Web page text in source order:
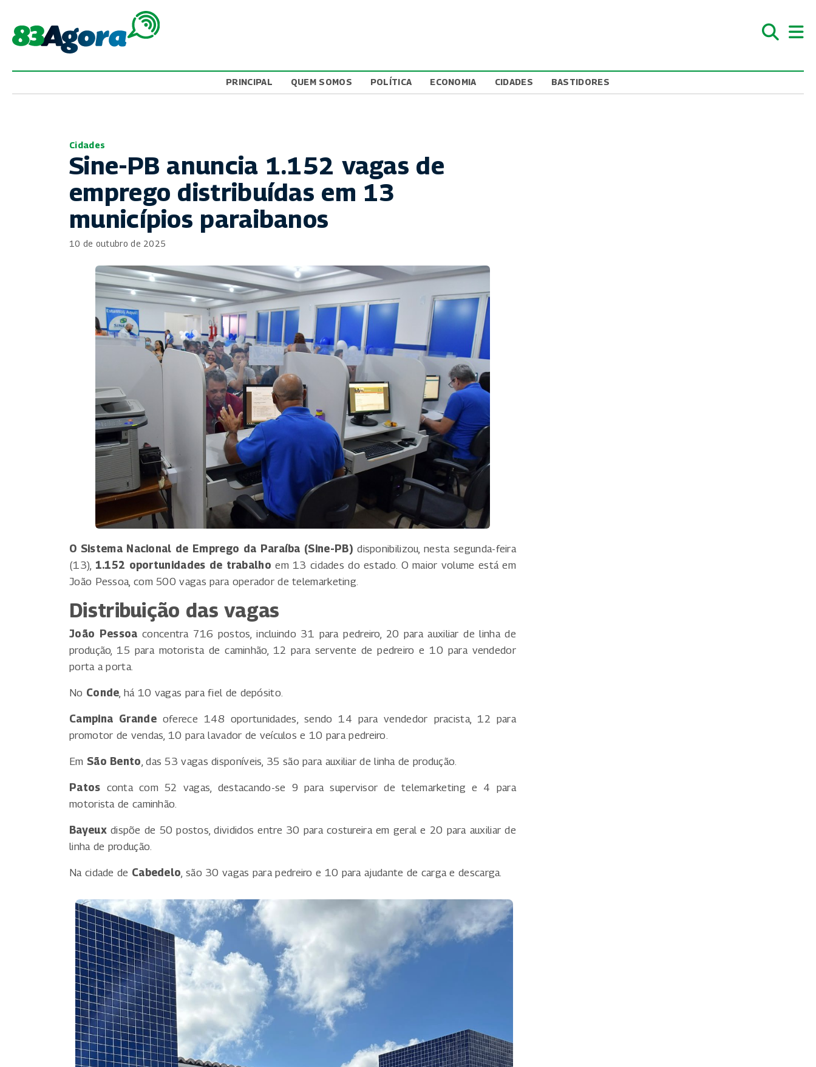
PRINCIPAL QUEM SOMOS POLÍTICA ECONOMIA CIDADES BASTIDORES
Cidades
Sine-PB anuncia 1.152 vagas de
emprego distribuídas em 13
municípios paraibanos
10 de outubro de 2025
O Sistema Nacional de Emprego da Paraíba (Sine-PB) disponibilizou, nesta segunda-feira
(13), 1.152 oportunidades de trabalho em 13 cidades do estado. O maior volume está em
João Pessoa, com 500 vagas para operador de telemarketing.
Distribuição das vagas
João Pessoa concentra 716 postos, incluindo 31 para pedreiro, 20 para auxiliar de linha de
produção, 15 para motorista de caminhão, 12 para servente de pedreiro e 10 para vendedor
porta a porta.
No Conde, há 10 vagas para fiel de depósito.
Campina Grandeoferece 148 oportunidades, sendo 14 para vendedor pracista, 12 para
promotor de vendas, 10 para lavador de veículos e 10 para pedreiro.
Em São Bento, das 53 vagas disponíveis, 35 são para auxiliar de linha de produção.
Patos conta com 52 vagas, destacando-se 9 para supervisor de telemarketing e 4 para
motorista de caminhão.
Bayeuxdispõe de 50 postos, divididos entre 30 para costureira em geral e 20 para auxiliar de
linha de produção.
Na cidade de Cabedelo, são 30 vagas para pedreiro e 10 para ajudante de carga e descarga.